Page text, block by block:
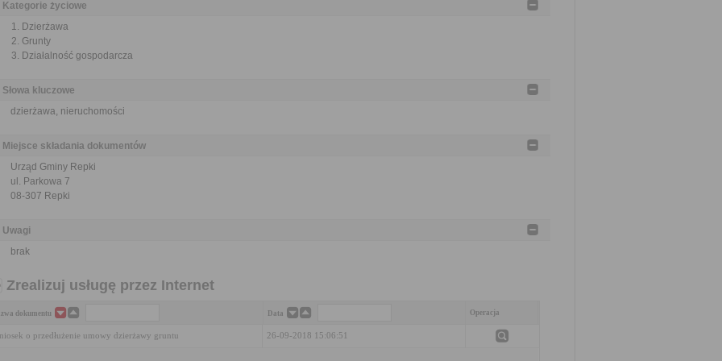
Kategorie życiowe
Dzierżawa
Grunty
Działalność gospodarcza
Słowa kluczowe
dzierżawa, nieruchomości
Miejsce składania dokumentów
Urząd Gminy Repki
ul. Parkowa 7
08-307 Repki
Uwagi
brak
Zrealizuj usługę przez Internet
dokumentu Data Operacja
o przedłużenie umowy dzierżawy gruntu 26-09-2018 15:06:51